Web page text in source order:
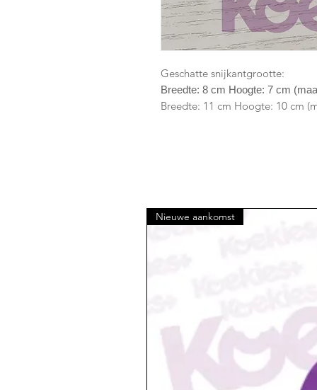
Geschatte snijkantgrootte:
Breedte: 8 cm Hoogte: 7 cm
Breedte: 11 cm Hoogte: 10 cm
Nieuwe aankomst